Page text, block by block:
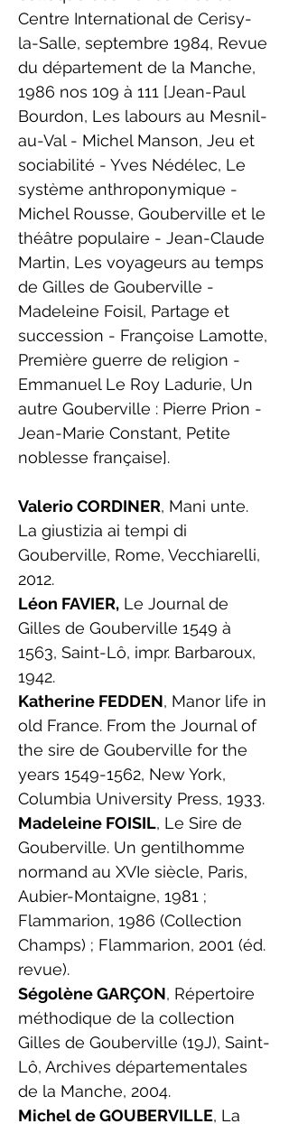
Centre International de Cerisy-
la-Salle, septembre 1984, Revue
du département de la Manche,
1986 nos 109 à 111 [Jean-Paul
Bourdon, Les labours au Mesnil-
au-Val - Michel Manson, Jeu et
sociabilité - Yves Nédélec, Le
système anthroponymique -
Michel Rousse, Gouberville et le
théâtre populaire - Jean-Claude
Martin, Les voyageurs au temps
de Gilles de Gouberville -
Madeleine Foisil, Partage et
succession - Françoise Lamotte,
Première guerre de religion -
Emmanuel Le Roy Ladurie, Un
autre Gouberville : Pierre Prion -
Jean-Marie Constant, Petite
noblesse française].
Valerio CORDINER, Mani unte.
La giustizia ai tempi di
Gouberville, Rome, Vecchiarelli,
2012.
Léon FAVIER, Le Journal de
Gilles de Gouberville 1549 à
1563, Saint-Lô, impr. Barbaroux,
1942.
Katherine FEDDEN, Manor life in
old France. From the Journal of
the sire de Gouberville for the
years 1549-1562, New York,
Columbia University Press, 1933.
Madeleine FOISIL, Le Sire de
Gouberville. Un gentilhomme
normand au XVIe siècle, Paris,
Aubier-Montaigne, 1981 ;
Flammarion, 1986 (Collection
Champs) ; Flammarion, 2001 (éd.
revue).
Ségolène GARÇON, Répertoire
méthodique de la collection
Gilles de Gouberville (19J), Saint-
Lô, Archives départementales
de la Manche, 2004.
Michel de GOUBERVILLE, La